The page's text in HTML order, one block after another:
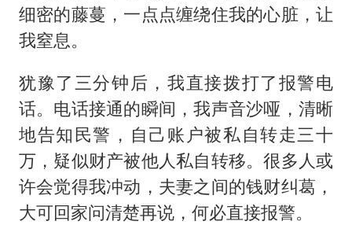
细密的藤蔓，一点点缠绕住我的心脏，让
我窒息。
犹豫了三分钟后，我直接拨打了报警电
话。电话接通的瞬间，我声音沙哑，清晰
地告知民警，自己账户被私自转走三十
万，疑似财产被他人私自转移。很多人或
许会觉得我冲动，夫妻之间的钱财纠葛，
大可回家问清楚再说，何必直接报警。